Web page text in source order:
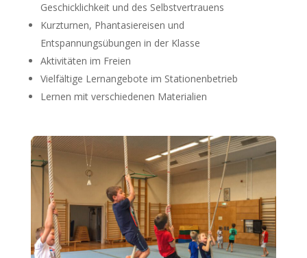
Geschicklichkeit und des Selbstvertrauens
Kurzturnen, Phantasiereisen und
Entspannungsübungen in der Klasse
Aktivitäten im Freien
Vielfältige Lernangebote im Stationenbetrieb
Lernen mit verschiedenen Materialien